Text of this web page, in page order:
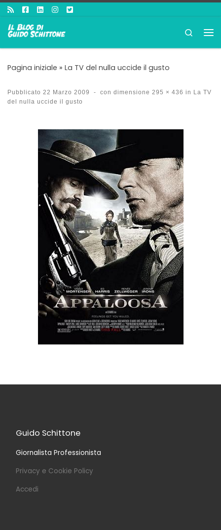
Passa al contenuto
Search
Pagina iniziale » La TV del nulla uccide il gusto
Pubblicato 22 Marzo 2009 - con dimensione 295 × 436 in La TV
del nulla uccide il gusto
Navigazione immagini
Guido Schittone
Giornalista Professionista
Privacy e Cookie Policy
Accedi